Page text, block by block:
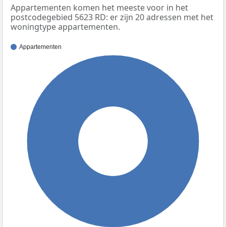
Appartementen komen het meeste voor in het
postcodegebied 5623 RD: er zijn 20 adressen met het
woningtype appartementen.
Appartementen